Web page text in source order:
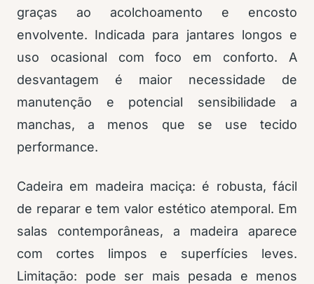
graças ao acolchoamento e encosto
envolvente. Indicada para jantares longos e
uso ocasional com foco em conforto. A
desvantagem é maior necessidade de
manutenção e potencial sensibilidade a
manchas, a menos que se use tecido
performance.
Cadeira em madeira maciça: é robusta, fácil
de reparar e tem valor estético atemporal. Em
salas contemporâneas, a madeira aparece
com cortes limpos e superfícies leves.
Limitação: pode ser mais pesada e menos